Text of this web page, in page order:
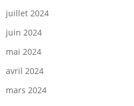
juillet 2024
juin 2024
mai 2024
avril 2024
mars 2024